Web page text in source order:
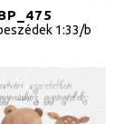
1:33/b